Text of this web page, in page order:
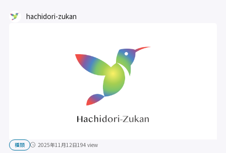
hachidori-zukan
種類 2025年11月12日194 view